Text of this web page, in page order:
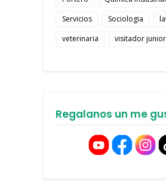
Servicios
Sociologia
veterinaria
visitador
Regalanos un me